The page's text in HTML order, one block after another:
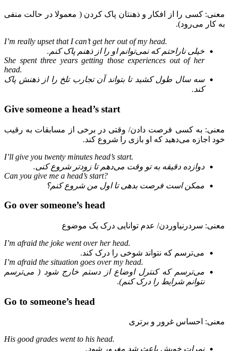
معنی: کسی را از افکار و ذهنتان پاک کردن ( معمولا در حالت منفی
به کار می‌رود).
I’m really upset that Ican’t get her out of my head.
خیلی ناراحتم که نمی‌توانم او را از ذهنم پاک کنم.
She spent three years getting those experiences out of her
head.
سه سال طول کشید تا بتواند آن تجارب تلخ را از ذهنش پاک
کند.
Give someone a head’s start
معنی: به کسی فرصت دادن/ وقتی در برخی از مسابقات به رقیب
خود اجازه می‌دهید که او بازی را شروع کند.
I’ll give you twenty minutes head’s start.
دوازده دقیقه به تو وقت می‌دهم تا زودتر شروع کنی.
Can you give me a head’s start?
ممکن است فرصت بدهی تا اول من شروع کنم؟
Go over someone’s head
معنی: سردرنیاوردن/ عدم توانایی درک یک موضوع
I’m afraid the joke went over her head.
می‌ترسم که نتواند شوخی را درک کند.
I’m afraid the situation goes over my head.
می‌ترسم که کنترل اوضاع از دستم خارج شود ( می‌ترسم
نتوانم شرایط را درک کنم).
Go to someone’s head
معنی: احساس غرور و برتری
His good grades went to his head.
نمرات خوبش باعث شد مغرور شود.